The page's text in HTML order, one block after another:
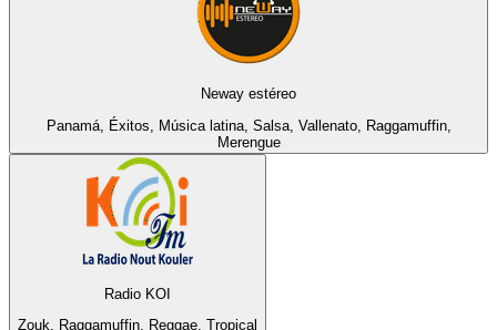
Neway estéreo
Panamá, Éxitos, Música latina, Salsa, Vallenato, Raggamuffin,
Merengue
Radio KOI
Zouk, Raggamuffin, Reggae, Tropical